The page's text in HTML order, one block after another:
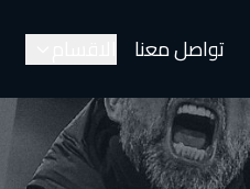
تواصل معنا